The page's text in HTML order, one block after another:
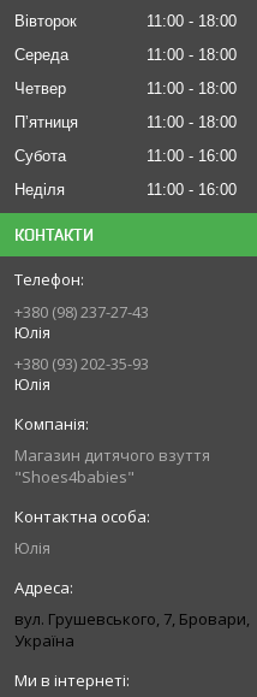
Вівторок
11:00
18:00
Середа
11:00
18:00
Четвер
11:00
18:00
Пʼятниця
11:00
18:00
Субота
11:00
16:00
Неділя
11:00 16:00
КОНТАКТИ
+380 (98) 237-27-43
Юлія
+380 (93) 202-35-93
Юлія
Магазин дитячого взуття
"Shoes4babies"
Юлія
вул. Грушевського, 7, Бровари,
Україна